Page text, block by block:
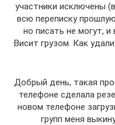
участники исключены
всю переписку
но писать не могут, и
Висит грузом. Как
Добрый день, такая
телефоне сделала
новом телефоне
групп меня